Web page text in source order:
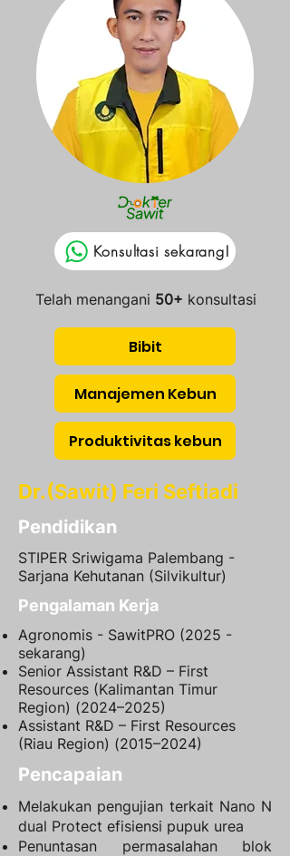
Konsultasi sekarang!
Telah menangani 50+ konsultasi
Bibit
Manajemen Kebun
Produktivitas kebun
Dr.(Sawit) Feri Seftiadi
Pendidikan
STIPER Sriwigama Palembang -
Sarjana Kehutanan (Silvikultur)
Pengalaman Kerja
Agronomis - SawitPRO (2025 -
sekarang)
Senior Assistant R&D – First
Resources (Kalimantan Timur
Region) (2024–2025)
Assistant R&D – First Resources
(Riau Region) (2015–2024)
Pencapaian
Melakukan pengujian terkait Nano N
dual Protect efisiensi pupuk urea
Penuntasan permasalahan blok